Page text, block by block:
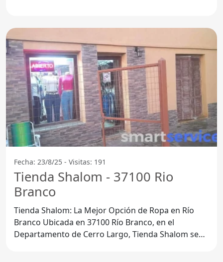
Fecha: 23/8/25 - Visitas: 191
Tienda Shalom - 37100 Rio
Branco
Tienda Shalom: La Mejor Opción de Ropa en Río
Branco Ubicada en 37100 Río Branco, en el
Departamento de Cerro Largo, Tienda Shalom se